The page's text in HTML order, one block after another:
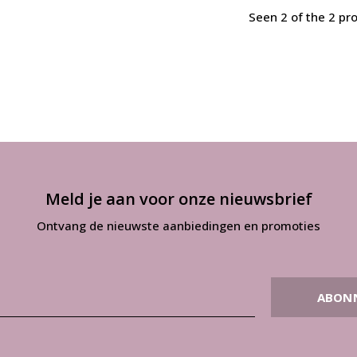
Seen 2 of the 2
Meld je aan voor onze nieuwsbrief
Ontvang de nieuwste aanbiedingen en promoties